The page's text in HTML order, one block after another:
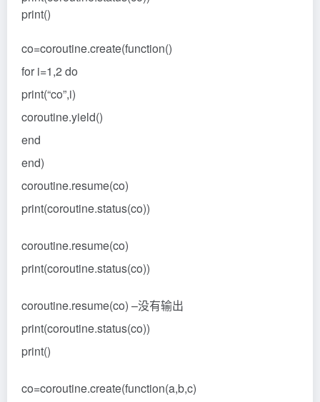
print()
co=coroutine.create(function()
for i=1,2 do
print(“co”,i)
coroutine.yield()
end
end)
coroutine.resume(co)
print(coroutine.status(co))
coroutine.resume(co)
print(coroutine.status(co))
coroutine.resume(co) –没有输出
print(coroutine.status(co))
print()
co=coroutine.create(function(a,b,c)